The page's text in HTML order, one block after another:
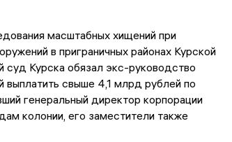
масштабных хищений при
в приграничных районах Курской
суд Курска обязал экс-руководство
свыше 4,1 млрд рублей по
генеральный директор корпорации
колонии, его заместители также